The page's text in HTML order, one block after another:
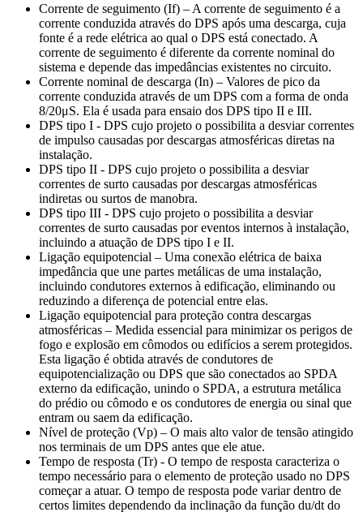
Corrente de seguimento (If) – A corrente de seguimento é a
corrente conduzida através do DPS após uma descarga, cuja
fonte é a rede elétrica ao qual o DPS está conectado. A
corrente de seguimento é diferente da corrente nominal do
sistema e depende das impedâncias existentes no circuito.
Corrente nominal de descarga (In) – Valores de pico da
corrente conduzida através de um DPS com a forma de onda
8/20μS. Ela é usada para ensaio dos DPS tipo II e III.
DPS tipo I - DPS cujo projeto o possibilita a desviar correntes
de impulso causadas por descargas atmosféricas diretas na
instalação.
DPS tipo II - DPS cujo projeto o possibilita a desviar
correntes de surto causadas por descargas atmosféricas
indiretas ou surtos de manobra.
DPS tipo III - DPS cujo projeto o possibilita a desviar
correntes de surto causadas por eventos internos à instalação,
incluindo a atuação de DPS tipo I e II.
Ligação equipotencial – Uma conexão elétrica de baixa
impedância que une partes metálicas de uma instalação,
incluindo condutores externos à edificação, eliminando ou
reduzindo a diferença de potencial entre elas.
Ligação equipotencial para proteção contra descargas
atmosféricas – Medida essencial para minimizar os perigos de
fogo e explosão em cômodos ou edifícios a serem protegidos.
Esta ligação é obtida através de condutores de
equipotencialização ou DPS que são conectados ao SPDA
externo da edificação, unindo o SPDA, a estrutura metálica
do prédio ou cômodo e os condutores de energia ou sinal que
entram ou saem da edificação.
Nível de proteção (Vp) – O mais alto valor de tensão atingido
nos terminais de um DPS antes que ele atue.
Tempo de resposta (Tr) - O tempo de resposta caracteriza o
tempo necessário para o elemento de proteção usado no DPS
começar a atuar. O tempo de resposta pode variar dentro de
certos limites dependendo da inclinação da função du/dt do